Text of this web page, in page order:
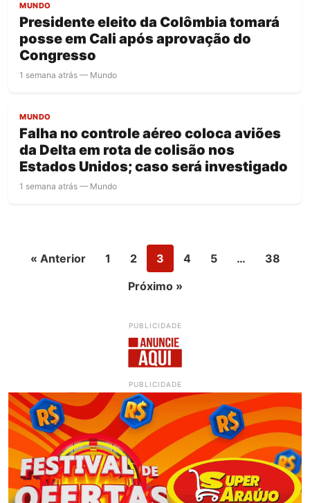
MUNDO
Presidente eleito da Colômbia tomará
posse em Cali após aprovação do
Congresso
1 semana atrás — Mundo
MUNDO
Falha no controle aéreo coloca aviões
da Delta em rota de colisão nos
Estados Unidos; caso será investigado
1 semana atrás — Mundo
« Anterior 1 2 3 4 5 …
38
Próximo »
PUBLICIDADE
PUBLICIDADE